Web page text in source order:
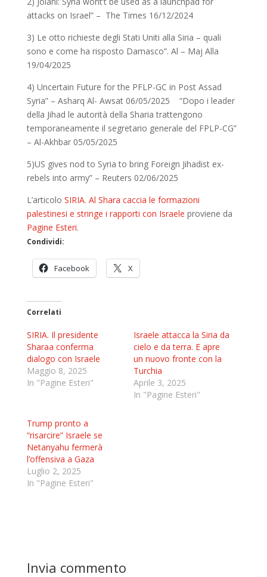
attacks on Israel” – The Times 16/12/2024
3) Le otto richieste degli Stati Uniti alla Siria – quali
sono e come ha risposto Damasco”. Al – Maj Alla
19/04/2025
4) Uncertain Future for the PFLP-GC in Post Assad
Syria” – Asharq Al- Awsat 06/05/2025 “Dopo i leader
della Jihad le autorità della Sharia trattengono
temporaneamente il segretario generale del FPLP-CG”
– Al-Akhbar 05/05/2025
5)US gives nod to Syria to bring Foreign Jihadist ex-
rebels into army” – Reuters 02/06/2025
L’articolo SIRIA. Al Shara caccia le formazioni
palestinesi e stringe i rapporti con Israele proviene da
Pagine Esteri.
Condividi:
Facebook X
Correlati
SIRIA. Il presidente
Sharaa conferma
dialogo con Israele
Maggio 8, 2025
In "Pagine Esteri"
Israele attacca la Siria da
cielo e da terra. E apre
un nuovo fronte con la
Turchia
Aprile 3, 2025
In "Pagine Esteri"
Trump pronto a
“risarcire” Israele se
Netanyahu fermerà
l’offensiva a Gaza
Luglio 2, 2025
In "Pagine Esteri"
Invia commento